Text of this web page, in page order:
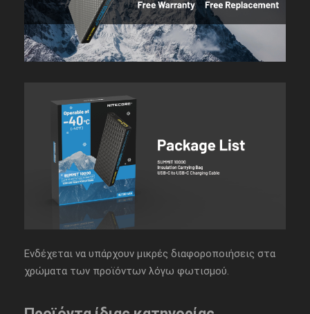
Ενδέχεται να υπάρχουν μικρές διαφοροποιήσεις στα
χρώματα των προϊόντων λόγω φωτισμού.